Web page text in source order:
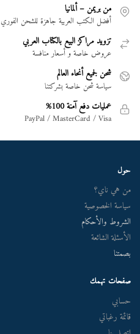
من بريمن – ألمانيا
أفضل الكتب العربية جاهزة للشحن الفوري
تزويد مراكز البيع بالكتاب العربي
عروض خاصة و أسعار منافسة
شحن لجميع أنحاء العالم
سياسة شحن خاصة بشركتنا
عمليات دفع آمنة 100%
PayPal / MasterCard / Visa
حول
من هي ناي؟
سياسة الخصوصية
الشروط والأحكام
الأسئلة الشائعة
بصمتنا
صفحات تهمك
حسابي
قائمة رغباتي